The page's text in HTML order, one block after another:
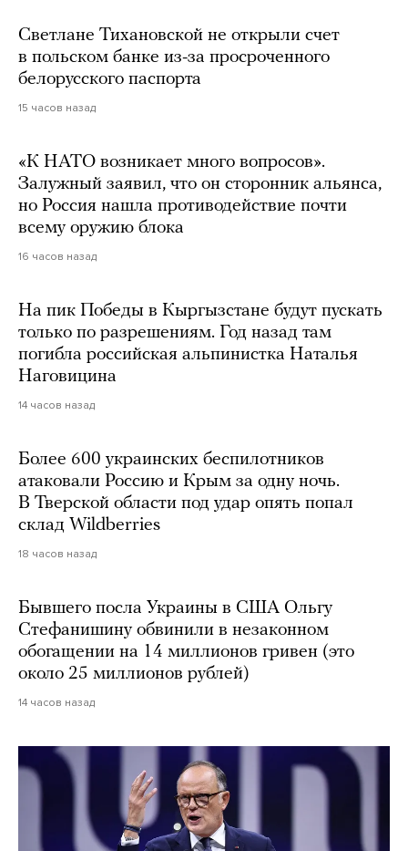
Светлане Тихановской не открыли счет
в польском банке из-за просроченного
белорусского паспорта
15 часов назад
«К НАТО возникает много вопросов».
Залужный заявил, что он сторонник альянса,
но Россия нашла противодействие почти
всему оружию блока
16 часов назад
На пик Победы в Кыргызстане будут пускать
только по разрешениям. Год назад там
погибла российская альпинистка Наталья
Наговицина
14 часов назад
Более 600 украинских беспилотников
атаковали Россию и Крым за одну ночь.
В Тверской области под удар опять попал
склад Wildberries
18 часов назад
Бывшего посла Украины в США Ольгу
Стефанишину обвинили в незаконном
обогащении на 14 миллионов гривен (это
около 25 миллионов рублей)
14 часов назад